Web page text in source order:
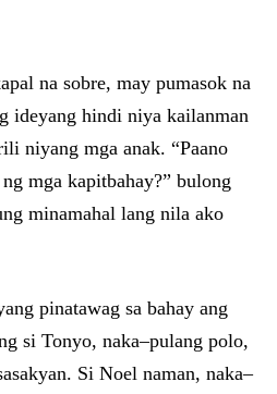
na sobre, may pumasok na
ideyang hindi niya kailanman
niyang mga anak. “Paano
mga kapitbahay?” bulong
minamahal lang nila ako
pinatawag sa bahay ang
si Tonyo, naka–pulang polo,
Si Noel naman, naka–